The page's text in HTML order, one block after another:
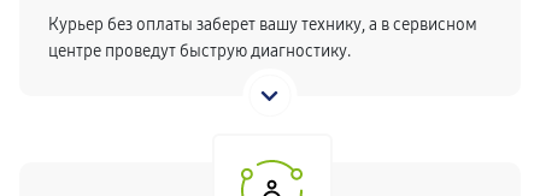
Курьер без оплаты заберет вашу технику, а в сервисном
центре проведут быструю диагностику.